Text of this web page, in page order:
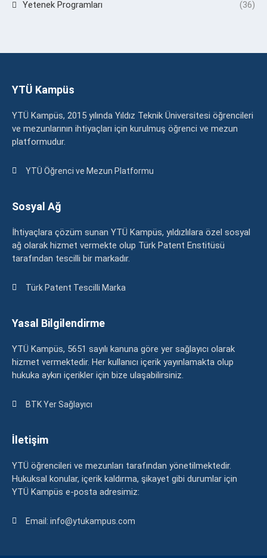
Yetenek Programları (36)
YTÜ Kampüs
YTÜ Kampüs, 2015 yılında Yıldız Teknik Üniversitesi öğrencileri
ve mezunlarının ihtiyaçları için kurulmuş öğrenci ve mezun
platformudur.
YTÜ Öğrenci ve Mezun Platformu
Sosyal Ağ
İhtiyaçlara çözüm sunan YTÜ Kampüs, yıldızlılara özel sosyal
ağ olarak hizmet vermekte olup Türk Patent Enstitüsü
tarafından tescilli bir markadır.
Türk Patent Tescilli Marka
Yasal Bilgilendirme
YTÜ Kampüs, 5651 sayılı kanuna göre yer sağlayıcı olarak
hizmet vermektedir. Her kullanıcı içerik yayınlamakta olup
hukuka aykırı içerikler için bize ulaşabilirsiniz.
BTK Yer Sağlayıcı
İletişim
YTÜ öğrencileri ve mezunları tarafından yönetilmektedir.
Hukuksal konular, içerik kaldırma, şikayet gibi durumlar için
YTÜ Kampüs e-posta adresimiz:
Email: info@ytukampus.com